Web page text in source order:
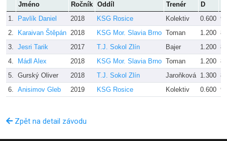
Jméno Ročník Oddíl Trenér D
1.
Pavlík Daniel 2018 KSG Rosice Kolektiv 0.600
2.
Karaivan Štěpán 2018 KSG Mor. Slavia Brno Toman 1.200
3. Jesri Tarik 2017 T.J. Sokol Zlín Bajer 1.200
4.
Mádl Alex 2018 KSG Mor. Slavia Brno Toman 1.200
5. Gurský Oliver 2018 T.J. Sokol Zlín Jaroňková 1.300
6. Anisimov Gleb 2019 KSG Rosice Kolektiv 0.600
Zpět na detail závodu